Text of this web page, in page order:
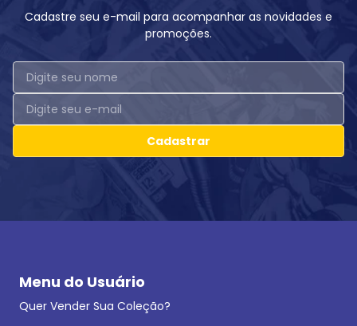
Cadastre seu e-mail para acompanhar as novidades e
promoções.
Cadastrar
Menu do Usuário
Quer Vender Sua Coleção?